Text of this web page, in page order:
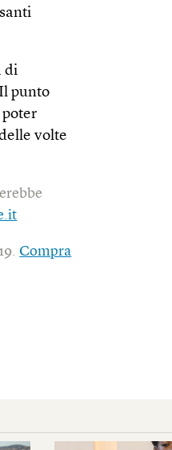
di
punto
volte
Compra